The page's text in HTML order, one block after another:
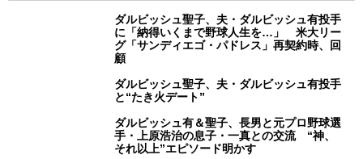
ダルビッシュ聖子、夫・ダルビッシュ有投手
に「納得いくまで野球人生を…」 米大リー
グ「サンディエゴ・パドレス」再契約時、回
顧
ダルビッシュ聖子、夫・ダルビッシュ有投手
と“たき火デート”
ダルビッシュ有＆聖子、長男と元プロ野球選
手・上原浩治の息子・一真との交流 “神、
それ以上”エピソード明かす